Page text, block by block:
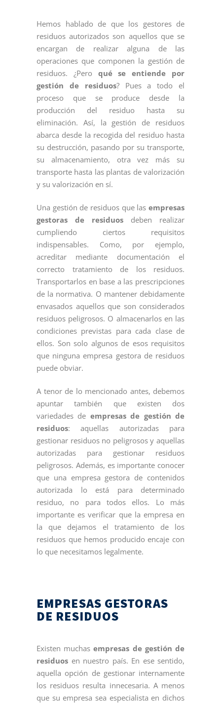
Hemos hablado de que los gestores de
residuos autorizados son aquellos que se
encargan de realizar alguna de las
operaciones que componen la gestión de
residuos. ¿Pero qué se entiende por
gestión de residuos? Pues a todo el
proceso que se produce desde la
producción del residuo hasta su
eliminación. Así, la gestión de residuos
abarca desde la recogida del residuo hasta
su destrucción, pasando por su transporte,
su almacenamiento, otra vez más su
transporte hasta las plantas de valorización
y su valorización en sí.
Una gestión de residuos que las empresas
gestoras de residuos deben realizar
cumpliendo ciertos requisitos
indispensables. Como, por ejemplo,
acreditar mediante documentación el
correcto tratamiento de los residuos.
Transportarlos en base a las prescripciones
de la normativa. O mantener debidamente
envasados aquellos que son considerados
residuos peligrosos. O almacenarlos en las
condiciones previstas para cada clase de
ellos. Son solo algunos de esos requisitos
que ninguna empresa gestora de residuos
puede obviar.
A tenor de lo mencionado antes, debemos
apuntar también que existen dos
variedades de empresas de gestión de
residuos: aquellas autorizadas para
gestionar residuos no peligrosos y aquellas
autorizadas para gestionar residuos
peligrosos. Además, es importante conocer
que una empresa gestora de contenidos
autorizada lo está para determinado
residuo, no para todos ellos. Lo más
importante es verificar que la empresa en
la que dejamos el tratamiento de los
residuos que hemos producido encaje con
lo que necesitamos legalmente.
EMPRESAS GESTORAS
DE RESIDUOS
Existen muchasempresas de gestión de
residuos en nuestro país. En ese sentido,
aquella opción de gestionar internamente
los residuos resulta innecesaria. A menos
que su empresa sea especialista en dichos